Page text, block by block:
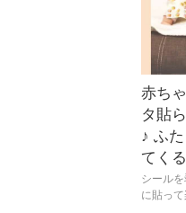
赤ち
タ貼
♪ ふ
てく
シール
に貼っ